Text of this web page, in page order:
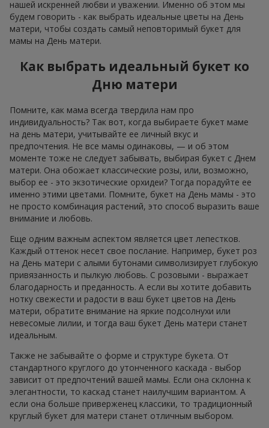
нашей искренней любви и уважении. Именно об этом мы
будем говорить - как выбрать идеальные цветы на День
матери, чтобы создать самый неповторимый букет для
мамы на День матери.
Как выбрать идеальный букет ко
Дню матери
Помните, как мама всегда твердила нам про
индивидуальность? Так вот, когда выбираете букет маме
на день матери, учитывайте ее личный вкус и
предпочтения. Не все мамы одинаковы, — и об этом
моменте тоже не следует забывать, выбирая букет с Днем
матери. Она обожает классические розы, или, возможно,
выбор ее - это экзотические орхидеи? Тогда порадуйте ее
именно этими цветами. Помните, букет на День мамы - это
не просто комбинация растений, это способ выразить ваше
внимание и любовь.
Еще одним важным аспектом является цвет лепестков.
Каждый оттенок несет свое послание. Например, букет роз
на День матери с алыми бутонами символизирует глубокую
привязанность и пылкую любовь. С розовыми - выражает
благодарность и преданность. А если вы хотите добавить
нотку свежести и радости в ваш букет цветов на День
матери, обратите внимание на яркие подсолнухи или
невесомые лилии, и тогда ваш букет День матери станет
идеальным.
Также не забывайте о форме и структуре букета. От
стандартного круглого до утонченного каскада - выбор
зависит от предпочтений вашей мамы. Если она склонна к
элегантности, то каскад станет наилучшим вариантом. А
если она больше приверженец классики, то традиционный
круглый букет для матери станет отличным выбором.